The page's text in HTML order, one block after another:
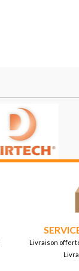
Livraison